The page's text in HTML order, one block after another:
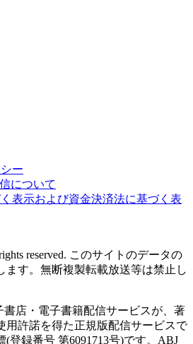
ー
について
表示および資金決済法に基づく表
reserved. このサイトのデータの
ます。無断複製転載放送等は禁止し
書店・電子書籍配信サービスが、著
用許諾を得た正規版配信サービスで
登録番号 第6091713号)です。ABJ